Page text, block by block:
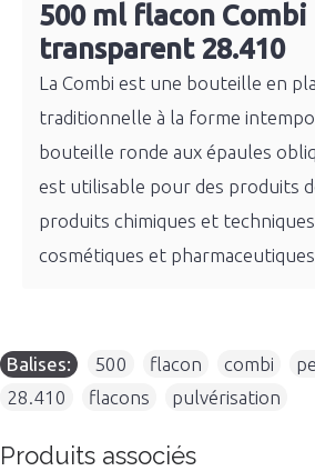
500 ml flacon Combi
transparent 28.410
La Combi est une bouteille en
traditionnelle à la forme
bouteille ronde aux épaules
est utilisable pour des produits
produits chimiques et
cosmétiques et
Balises: 500 flacon combi
28.410
flacons pulvérisation
Produits associés